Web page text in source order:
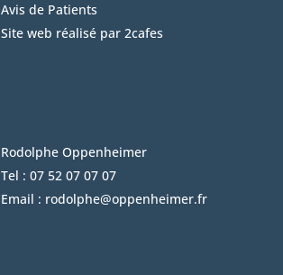
Avis de Patients
Site web réalisé par 2cafes
Rodolphe Oppenheimer
Tel : 07 52 07 07 07
Email : rodolphe@oppenheimer.fr